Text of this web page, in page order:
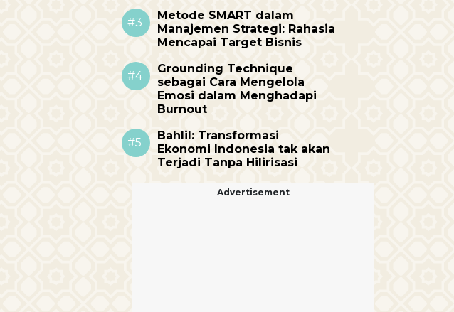
#3
Metode SMART dalam
Manajemen Strategi: Rahasia
Mencapai Target Bisnis
#4
Grounding Technique
sebagai Cara Mengelola
Emosi dalam Menghadapi
Burnout
#5
Bahlil: Transformasi
Ekonomi Indonesia tak akan
Terjadi Tanpa Hilirisasi
Advertisement